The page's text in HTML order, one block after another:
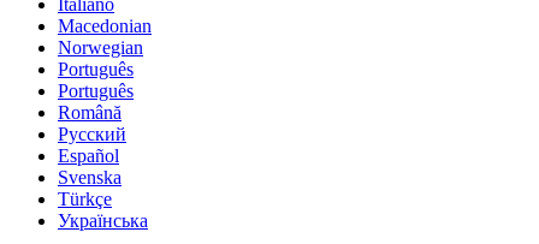
Macedonian
Norwegian
Português
Português
Română
Русский
Español
Svenska
Türkçe
Українська